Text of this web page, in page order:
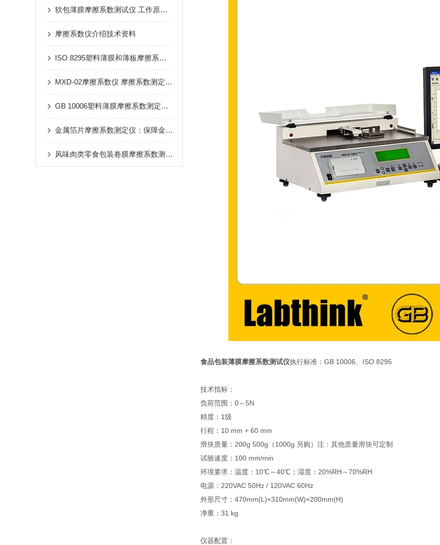
软包薄膜摩擦系数测试仪 工作原理 技术说明
摩擦系数仪介绍技术资料
ISO 8295塑料薄膜和薄板摩擦系数测定仪技术解析
MXD-02摩擦系数仪 摩擦系数测定仪 摩擦系数测量仪
GB 10006塑料薄膜摩擦系数测定仪开启包装材料性能评估新篇章
金属箔片摩擦系数测定仪：保障金属包装材料性能的关键工具
风味肉类零食包装卷膜摩擦系数测定仪：应用简介与重要性
食品包装薄膜摩擦系数测试仪执行标准：GB 10006、ISO 8295
技术指标：
负荷范围：0～5N
精度：1级
行程：10 mm + 60 mm
滑块质量：200g 500g（1000g 另购）注：其他质量滑块可定制
试验速度：100 mm/min
环境要求：温度：10℃～40℃；湿度：20%RH～70%RH
电源：220VAC 50Hz / 120VAC 60Hz
外形尺寸：470mm(L)×310mm(W)×200mm(H)
净重：31 kg
仪器配置：